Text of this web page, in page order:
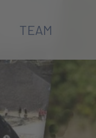
TEAM